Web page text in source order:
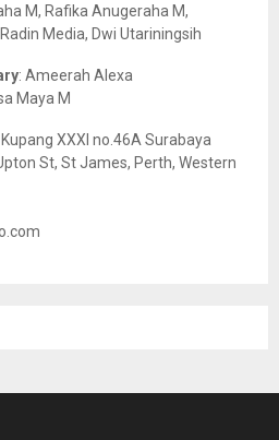
M, Rafika Anugeraha M,
Media, Dwi Utariningsih
: Ameerah Alexa
Maya M
XXXI no.46A Surabaya
St, St James, Perth, Western